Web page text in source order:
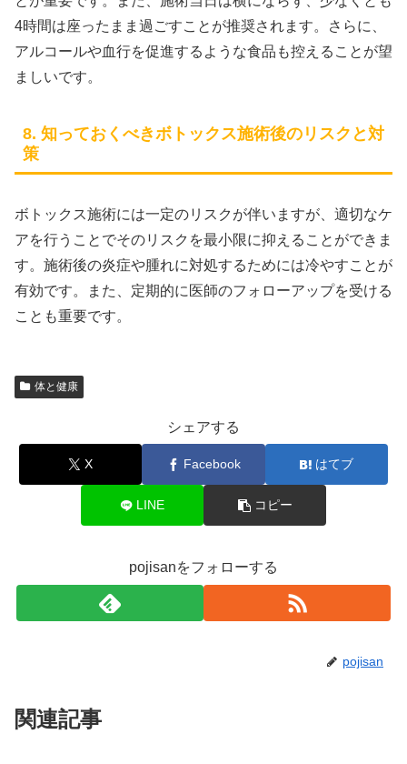
4時間は座ったまま過ごすことが推奨されます。さらに、
アルコールや血行を促進するような食品も控えることが望
ましいです。
8. 知っておくべきボトックス施術後のリスクと対
策
ボトックス施術には一定のリスクが伴いますが、適切なケ
アを行うことでそのリスクを最小限に抑えることができま
す。施術後の炎症や腫れに対処するためには冷やすことが
有効です。また、定期的に医師のフォローアップを受ける
ことも重要です。
体と健康
シェアする
X Facebook はてブ
LINE コピー
pojisanをフォローする
pojisan
関連記事